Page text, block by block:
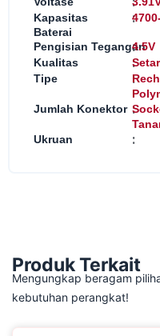
Kapasitas
Baterai
:
Pengisian Tegangan
:4.5V
Kualitas
:
Tipe
:
Jumlah Konektor :
Ukruan
:
Produk Terkait
Mengungkap beragam
kebutuhan perangkat!